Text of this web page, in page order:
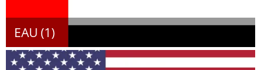
EAU (1)